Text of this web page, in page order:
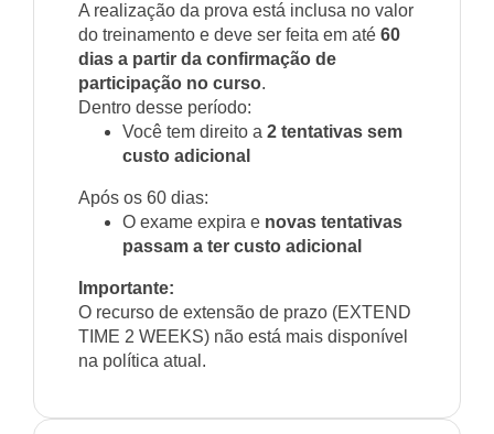
A realização da prova está inclusa no valor
do treinamento e deve ser feita em até 60
dias a partir da confirmação de
participação no curso.
Dentro desse período:
Você tem direito a 2 tentativas sem
custo adicional
Após os 60 dias:
O exame expira e novas tentativas
passam a ter custo adicional
Importante:
O recurso de extensão de prazo (EXTEND
TIME 2 WEEKS) não está mais disponível
na política atual.